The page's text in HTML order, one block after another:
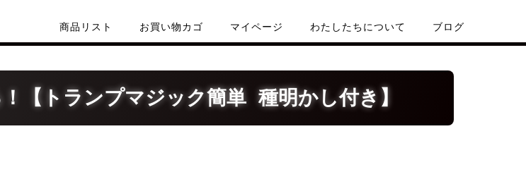
商品リスト お買い物カゴ マイページ わたしたちについて ブログ
【トランプマジック簡単 種明かし付き】